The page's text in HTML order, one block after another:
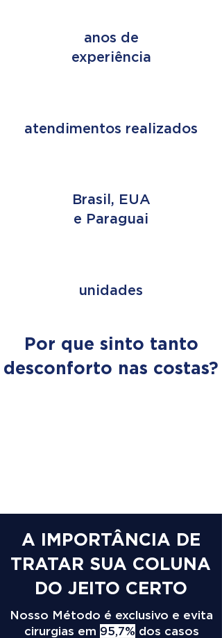
anos de
experiência
atendimentos realizados
Brasil, EUA
e Paraguai
unidades
Por que sinto tanto
desconforto nas costas?
A IMPORTÂNCIA DE
TRATAR SUA COLUNA
DO JEITO CERTO
Nosso Método é exclusivo e evita
cirurgias em 95,7% dos casos